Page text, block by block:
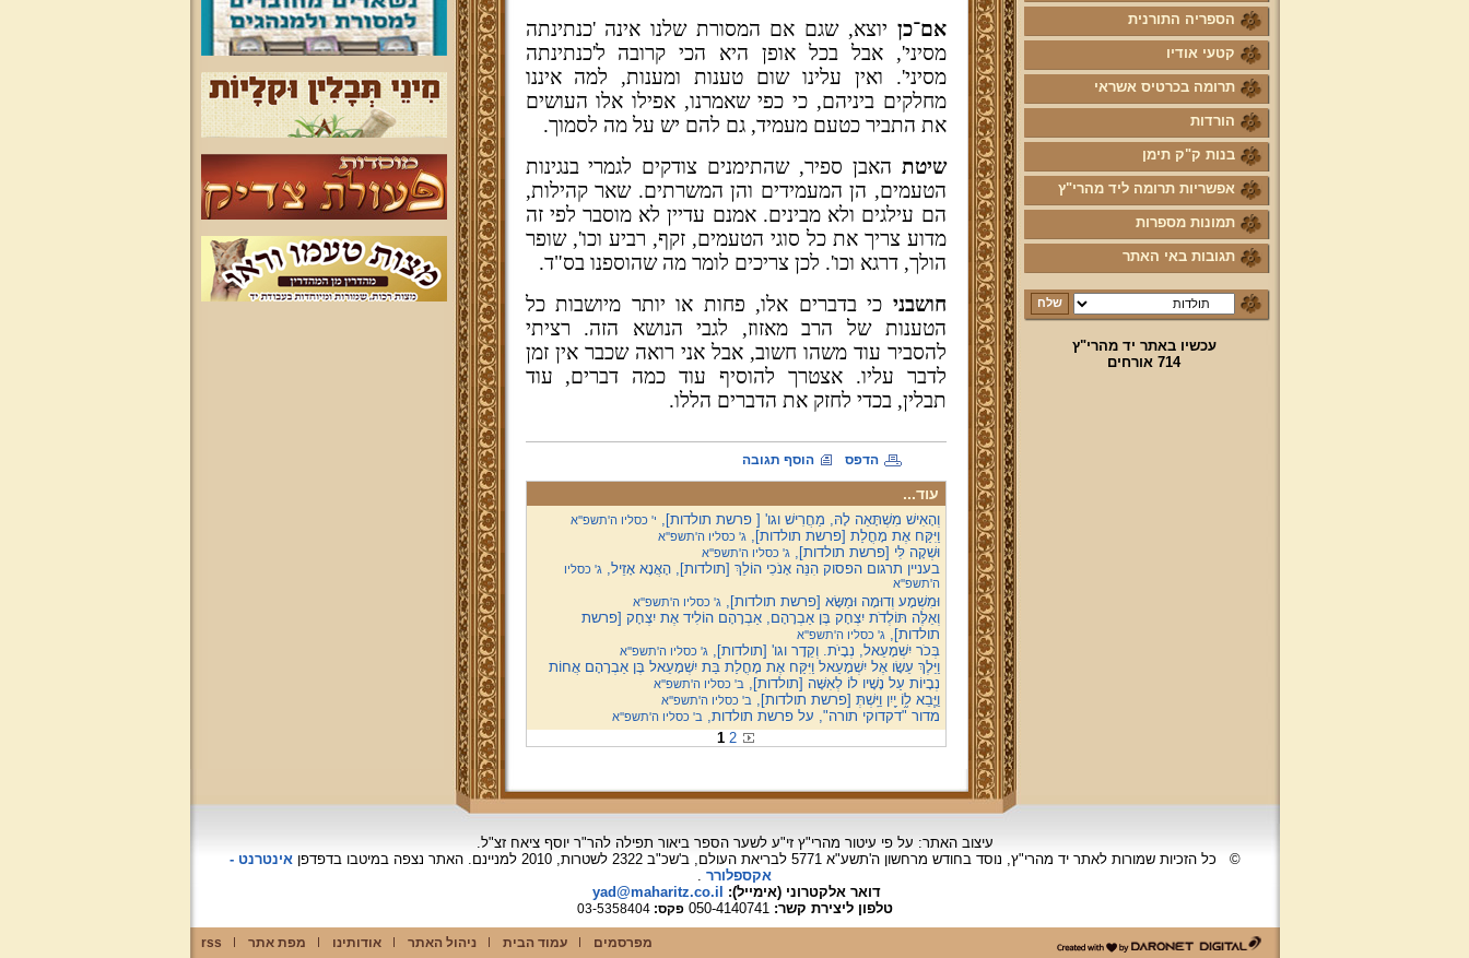
הספריה התורנית
קטעי אודיו
תרומה בכרטיס אשראי
הורדות
בנות ק"ק תימן
אפשריות תרומה ליד מהרי"ץ
תמונות מספרות
תגובות באי האתר
עכשיו באתר יד מהרי"ץ
714 אורחים
אם־כן יוצא, שגם אם המסורת שלנו אינה 'כנתינתה
מסיני', אבל בכל אופן היא הכי קרובה ל'כנתינתה
מסיני'. ואין עלינו שום טענות ומענות, למה איננו
מחלקים ביניהם, כי כפי שאמרנו, אפילו אלו העושים
את התביר כטעם מעמיד, גם להם יש על מה לסמוך.
שיטת האבן ספיר, שהתימנים צודקים לגמרי בנגינות
הטעמים, הן המעמידים והן המשרתים. שאר קהילות,
הם עילגים ולא מבינים. אמנם עדיין לא מוסבר לפי זה
מדוע צריך את כל סוגי הטעמים, זקף, רביע וכו', שופר
הולך, דרגא וכו'. לכן צריכים לומר מה שהוספנו בס"ד.
חושבני כי בדברים אלו, פחות או יותר מיושבות כל
הטענות של הרב מאזוז, לגבי הנושא הזה. רציתי
להסביר עוד משהו חשוב, אבל אני רואה שכבר אין זמן
לדבר עליו. אצטרך להוסיף עוד כמה דברים, עוד
תבלין, בכדי לחזק את הדברים הללו.
הדפס הוסף תגובה
עוד...
וְהָאִישׁ מִשְׁתָּאֵה לָהּ, מַחֲרִישׁ וגו' [ פרשת תולדות], י' כסליו ה'תשפ''א
וַיִּקַּח אֶת מָחֳלַת [פרשת תולדות],ג' כסליו ה'תשפ''א
וּשְׁקָה לִּי [פרשת תולדות],ג' כסליו ה'תשפ''א
בעניין תרגום הפסוק הִנֵּה אָנֹכִי הוֹלֵךְ [תולדות], הָאֲנָא אָזֵיל,ג' כסליו
ה'תשפ''א
וּמִשְׁמָע וְדוּמָה וּמַשָּׂא [פרשת תולדות],ג' כסליו ה'תשפ''א
וְאֵלֶּה תּוֹלְדֹת יִצְחָק בֶּן אַבְרָהָם, אַבְרָהָם הוֹלִיד אֶת יִצְחָק [פרשת
תולדות],ג' כסליו ה'תשפ''א
בְּכֹר יִשְׁמָעֵאל, נְבָיֹת. וְקֵדָר וגו' [תולדות],ג' כסליו ה'תשפ''א
וַיֵּלֶךְ עֵשָׂו אֶל יִשְׁמָעֵאל וַיִּקַּח אֶת מָחֳלַת בַּת יִשְׁמָעֵאל בֶּן אַבְרָהָם אֲחוֹת
נְבָיוֹת עַל נָשָׁיו לוֹ לְאִשָּׁה [תולדות],ב' כסליו ה'תשפ''א
וַיָּ֧בֵא ל֦וֹ יַ֖יִן וַיֵּֽשְׁתְּ [פרשת תולדות],ב' כסליו ה'תשפ''א
מדור "דקדוקי תורה", על פרשת תולדות,ב' כסליו ה'תשפ''א
1 2
עיצוב האתר: על פי עיטור מהרי"ץ זי"ע לשער הספר ביאור תפילה להר"ר יוסף ציאח זצ"ל.
©
כל הזכיות שמורות לאתר יד מהרי"ץ, נוסד בחודש מרחשוןה'תשע"א 5771 לבריאת העולם, ב'שכ"ב 2322 לשטרות, 2010 למניינם. האתר נצפהבמיטבו בדפדפןאינטרנט -
אקספלורר .
דואר אלקטרוני (אימייל):
yad@maharitz.co.il
טלפון ליצירת קשר:050-4140741 פקס: 03-5358404
דרונט
מפרסמים עמוד הבית ניהול האתר אודותינו מפת אתר rss